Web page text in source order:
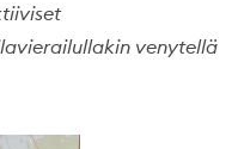
venytellä